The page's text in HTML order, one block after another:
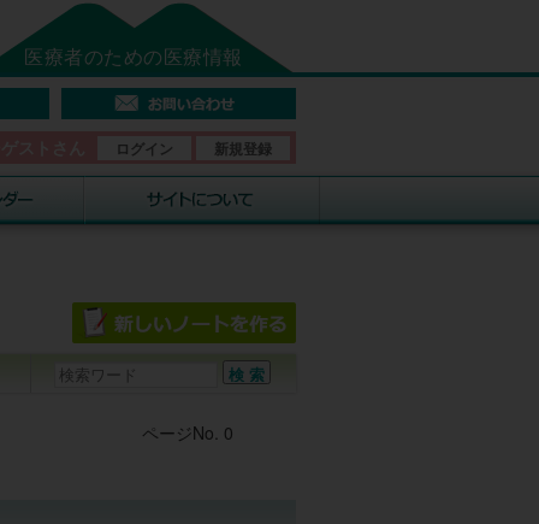
医療者のための医療情報
ログイン 新規登録
Post navigation
ページNo. 0